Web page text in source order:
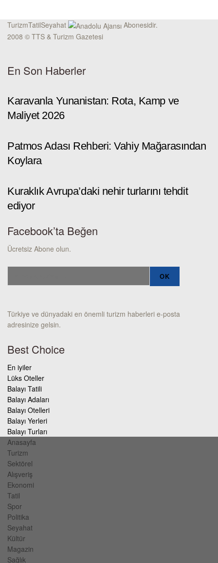
TurizmTatilSeyahat
Abonesidir.
2008 © TTS & Turizm Gazetesi
En Son Haberler
Karavanla Yunanistan: Rota, Kamp ve
Maliyet 2026
Patmos Adası Rehberi: Vahiy Mağarasından
Koylara
Kuraklık Avrupa’daki nehir turlarını tehdit
ediyor
Facebook’ta Beğen
Ücretsiz Abone olun.
Türkiye ve dünyadaki en önemli turizm haberleri e-posta
adresinize gelsin.
Best Choice
En iyiler
Lüks Oteller
Balayı Tatili
Balayı Adaları
Balayı Otelleri
Balayı Yerleri
Balayı Turları
Anasayfa
Turizm
Sektörel
Alışveriş
Ekonomi
Tatil
Spor
Politika
Seyahat
Kültür
Magazin
Sağlık